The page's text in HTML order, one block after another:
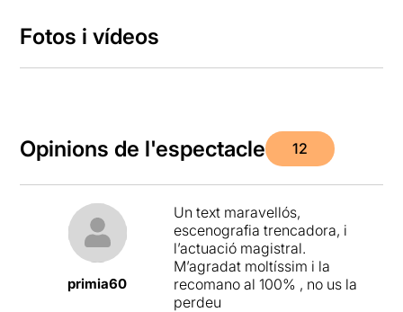
Fotos i vídeos
Opinions de l'espectacle 12
primia60
Un text maravellós,
escenografia trencadora, i
l’actuació magistral.
M’agradat moltíssim i la
recomano al 100% , no us la
perdeu